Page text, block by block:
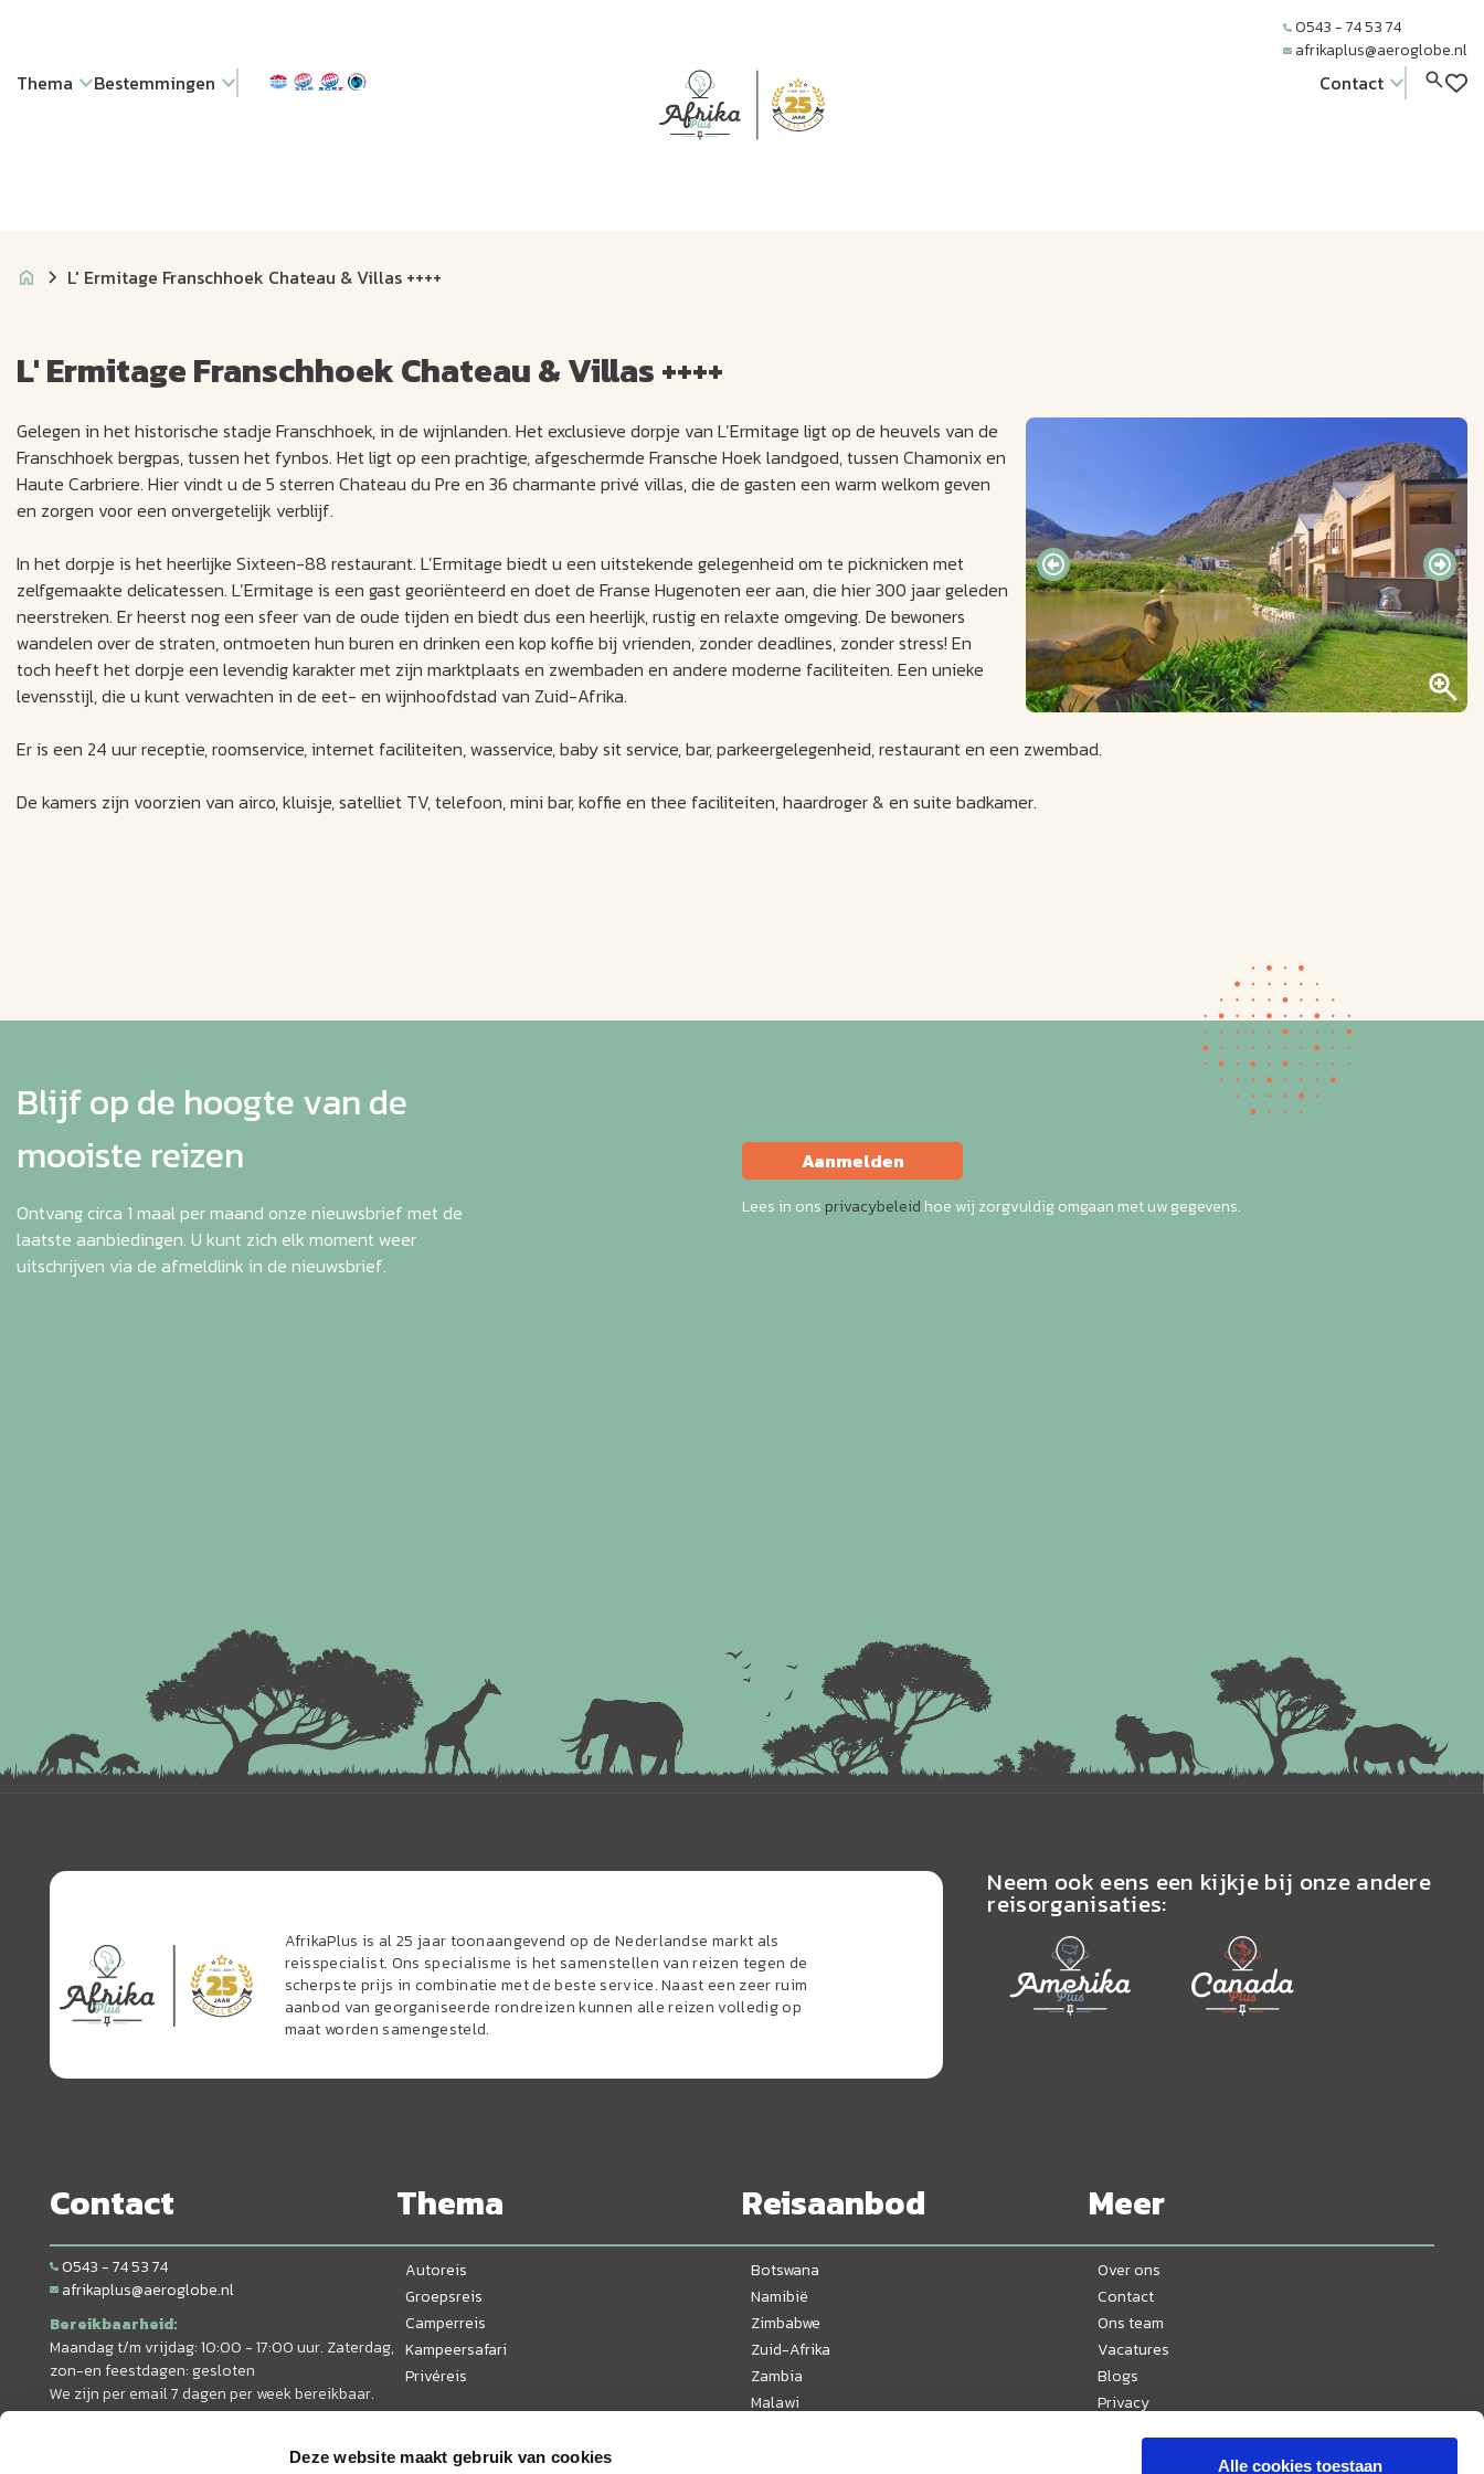
Deze website maakt gebruik van cookies Alle cookies toestaan
Thema Bestemmingen
JUBIL EUM
0543 - 74 53 74
afrikaplus@aeroglobe.nl
Contact
L' Ermitage Franschhoek Chateau & Villas ++++
L' Ermitage Franschhoek Chateau & Villas ++++
Gelegen in het historische stadje Franschhoek, in de wijnlanden. Het exclusieve dorpje van L’Ermitage ligt op de heuvels van de
Franschhoek bergpas, tussen het fynbos. Het ligt op een prachtige, afgeschermde Fransche Hoek landgoed, tussen Chamonix en
Haute Carbriere. Hier vindt u de 5 sterren Chateau du Pre en 36 charmante privé villas, die de gasten een warm welkom geven
en zorgen voor een onvergetelijk verblijf.
In het dorpje is het heerlijke Sixteen-88 restaurant. L’Ermitage biedt u een uitstekende gelegenheid om te picknicken met
zelfgemaakte delicatessen. L’Ermitage is een gast georiënteerd en doet de Franse Hugenoten eer aan, die hier 300 jaar geleden
neerstreken. Er heerst nog een sfeer van de oude tijden en biedt dus een heerlijk, rustig en relaxte omgeving. De bewoners
wandelen over de straten, ontmoeten hun buren en drinken een kop koffie bij vrienden, zonder deadlines, zonder stress! En
toch heeft het dorpje een levendig karakter met zijn marktplaats en zwembaden en andere moderne faciliteiten. Een unieke
levensstijl, die u kunt verwachten in de eet- en wijnhoofdstad van Zuid-Afrika.
Er is een 24 uur receptie, roomservice, internet faciliteiten, wasservice, baby sit service, bar, parkeergelegenheid, restaurant en een zwembad.
De kamers zijn voorzien van airco, kluisje, satelliet TV, telefoon, mini bar, koffie en thee faciliteiten, haardroger & en suite badkamer.
Blijf op de hoogte van de
mooiste reizen
Ontvang circa 1 maal per maand onze nieuwsbrief met de
laatste aanbiedingen. U kunt zich elk moment weer
uitschrijven via de afmeldlink in de nieuwsbrief.
Aanmelden
Lees in ons privacybeleid hoe wij zorgvuldig omgaan met uw gegevens.
AfrikaPlus is al 25 jaar toonaangevend op de Nederlandse markt als
reisspecialist. Ons specialisme is het samenstellen van reizen tegen de
scherpste prijs in combinatie met de beste service. Naast een zeer ruim
aanbod van georganiseerde rondreizen kunnen alle reizen volledig op
maat worden samengesteld.
Neem ook eens een kijkje bij onze andere
reisorganisaties:
Contact
0543 - 74 53 74
afrikaplus@aeroglobe.nl
Bereikbaarheid:
Maandag t/m vrijdag: 10:00 - 17:00 uur. Zaterdag,
zon-en feestdagen: gesloten
We zijn per email 7 dagen per week bereikbaar.
Thema
Autoreis
Groepsreis
Camperreis
Kampeersafari
Privéreis
Reisaanbod
Botswana
Namibië
Zimbabwe
Zuid-Afrika
Zambia
Malawi
Meer
Over ons
Contact
Ons team
Vacatures
Blogs
Privacy